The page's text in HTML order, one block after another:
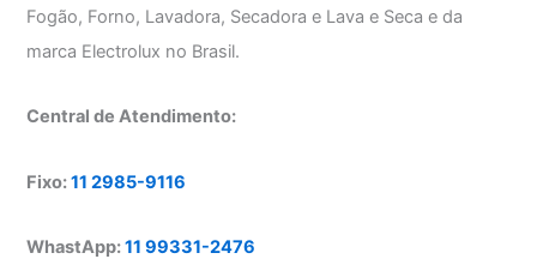
Fogão, Forno, Lavadora, Secadora e Lava e Seca e da
marca Electrolux no Brasil.
Central de Atendimento:
Fixo:11 2985-9116
WhastApp:11 99331-2476